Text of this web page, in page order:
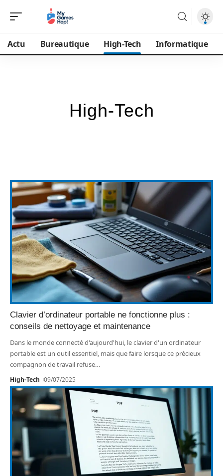
Actu Bureautique High-Tech Informatique
High-Tech
Clavier d’ordinateur portable ne fonctionne plus :
conseils de nettoyage et maintenance
Dans le monde connecté d'aujourd'hui, le clavier d'un ordinateur
portable est un outil essentiel, mais que faire lorsque ce précieux
compagnon de travail refuse…
High-Tech 09/07/2025